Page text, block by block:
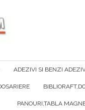
ADEZIVI SI BENZI
PANOURI,TABLA